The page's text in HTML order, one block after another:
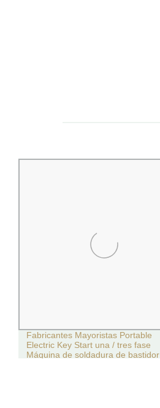
Fabricantes Mayoristas Portable
Electric Key Start una / tres fase
Máquina de soldadura de bastidor